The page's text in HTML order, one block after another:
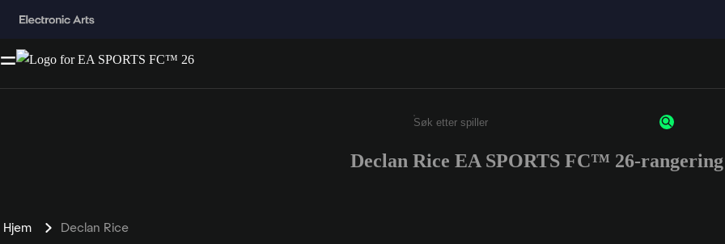
Enter a minimum of 3 characters or numbers
Declan Rice EA SPORTS FC™ 26-
Hjem Declan Rice